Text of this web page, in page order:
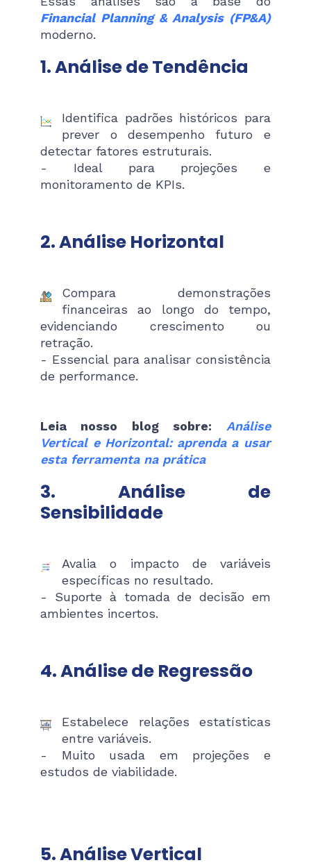
Financial Planning & Analysis (FP&A)
moderno.
1. Análise de Tendência
Identifica padrões históricos para
prever o desempenho futuro e
detectar fatores estruturais.
- Ideal para projeções e
monitoramento de KPIs.
2. Análise Horizontal
Compara demonstrações
financeiras ao longo do tempo,
evidenciando crescimento ou
retração.
- Essencial para analisar consistência
de performance.
Leia nosso blog sobre:
Análise
Vertical e Horizontal: aprenda a usar
esta ferramenta na prática
3. Análise de
Sensibilidade
Avalia o impacto de variáveis
específicas no resultado.
- Suporte à tomada de decisão em
ambientes incertos.
4. Análise de Regressão
Estabelece relações estatísticas
entre variáveis.
- Muito usada em projeções e
estudos de viabilidade.
5. Análise Vertical